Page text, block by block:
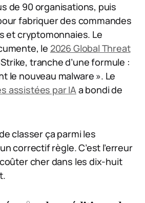
de 90 organisations, puis
fabriquer des commandes
et cryptomonnaies. Le
le 2026 Global Threat
tranche d’une formule :
le nouveau malware ». Le
assistées par IA a bondi de
classer ça parmi les
correctif règle. C’est l’erreur
cher dans les dix-huit